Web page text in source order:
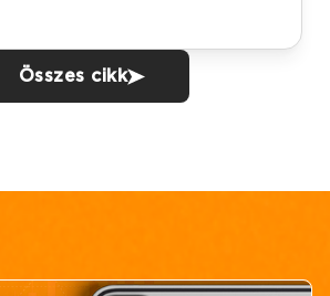
Összes cikk